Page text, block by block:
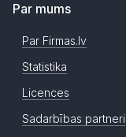
Par mums
Par Firmas.lv
Statistika
Licences
Sadarbības partneri